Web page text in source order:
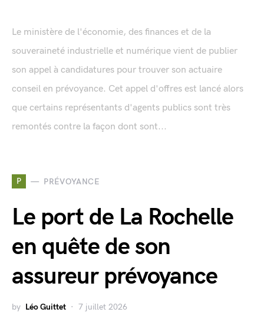
Le ministère de l'économie, des finances et de la
souveraineté industrielle et numérique vient de publier
son appel à candidatures pour trouver son actuaire
conseil en prévoyance. Cet appel d'offres est lancé alors
que certains représentants d'agents publics sont très
remontés contre la façon dont sont...
P PRÉVOYANCE
Le port de La Rochelle
en quête de son
assureur prévoyance
by Léo Guittet 7 juillet 2026